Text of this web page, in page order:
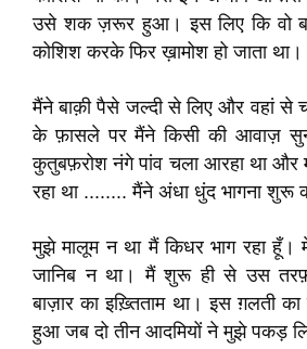
उसे शक ज़रूर हुआ। इस लिए कि वो
कोशिश करके फिर ख़ामोश हो जाता था।
मैंने बाक़ी पैसे जल्दी से लिए और वहां से
के फ़ासले पर मैंने किसी की आवाज़
कुतुबफ़रोश नंगे पांव चला आरहा था
रहा था ........ मैंने अंधा धुंद भागना शुरू
मुझे मालूम न था मैं किधर भाग रहा
जानिब न था। मैं शुरू ही से उस तरफ़
बाज़ार का इख़्तिताम था। इस ग़लती
हुआ जब दो तीन आदमियों ने मुझे पकड़